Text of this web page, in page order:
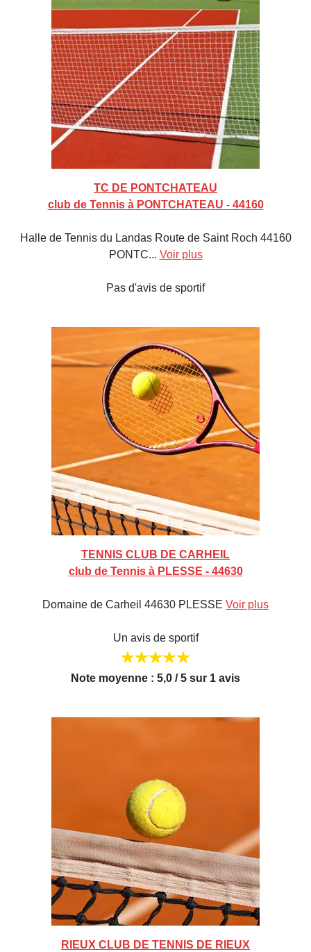
TC DE PONTCHATEAU
club de Tennis à PONTCHATEAU - 44160
Halle de Tennis du Landas Route de Saint Roch 44160
PONTC... Voir plus
Pas d'avis de sportif
TENNIS CLUB DE CARHEIL
club de Tennis à PLESSE - 44630
Domaine de Carheil 44630 PLESSE Voir plus
Un avis de sportif
Note moyenne : 5,0 / 5 sur 1 avis
RIEUX CLUB DE TENNIS DE RIEUX